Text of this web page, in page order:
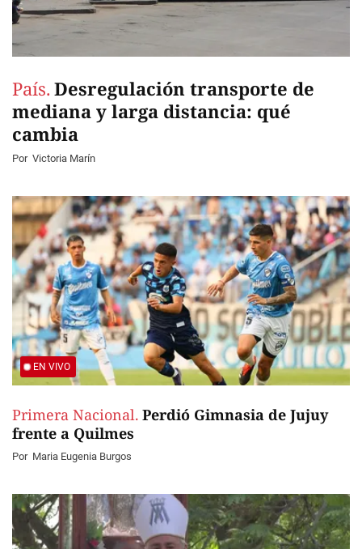
País. Desregulación transporte de
mediana y larga distancia: qué
cambia
Por Victoria Marín
EN VIVO
Primera Nacional. Perdió Gimnasia de Jujuy
frente a Quilmes
Por Maria Eugenia Burgos